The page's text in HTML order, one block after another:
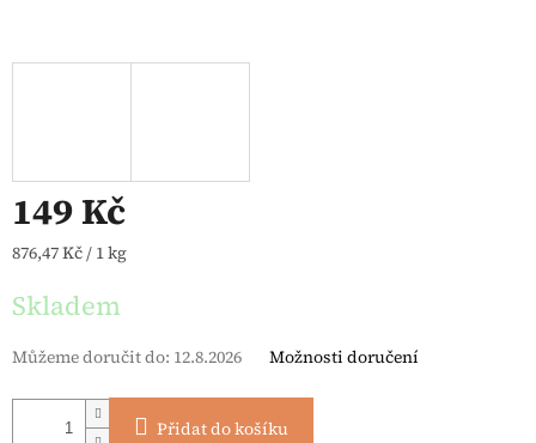
149 Kč
Měrná cena:
876,47 Kč / 1 kg
Skladem
Můžeme doručit do: 12.8.2026 Možnosti doručení
Přidat do košíku